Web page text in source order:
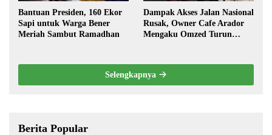
Bantuan Presiden, 160 Ekor
Sapi untuk Warga Bener
Meriah Sambut Ramadhan
Dampak Akses Jalan Nasional
Rusak, Owner Cafe Arador
Mengaku Omzed Turun
Selengkapnya
Berita Popular